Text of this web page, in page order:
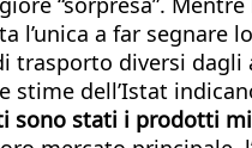
l’unica a far
trasporto diversi dagli
stime dell’Istat
sono stati i prodotti